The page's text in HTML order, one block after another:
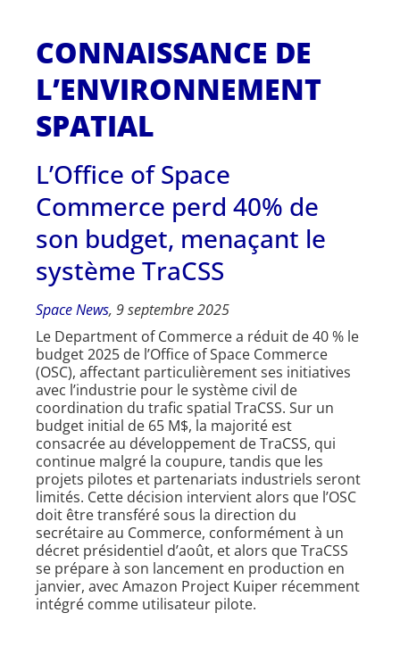
CONNAISSANCE DE
L’ENVIRONNEMENT
SPATIAL
L’Office of Space
Commerce perd 40% de
son budget, menaçant le
système TraCSS
Space News, 9 septembre 2025
Le Department of Commerce a réduit de 40 % le
budget 2025 de l’Office of Space Commerce
(OSC), affectant particulièrement ses initiatives
avec l’industrie pour le système civil de
coordination du trafic spatial TraCSS. Sur un
budget initial de 65 M$, la majorité est
consacrée au développement de TraCSS, qui
continue malgré la coupure, tandis que les
projets pilotes et partenariats industriels seront
limités. Cette décision intervient alors que l’OSC
doit être transféré sous la direction du
secrétaire au Commerce, conformément à un
décret présidentiel d’août, et alors que TraCSS
se prépare à son lancement en production en
janvier, avec Amazon Project Kuiper récemment
intégré comme utilisateur pilote.